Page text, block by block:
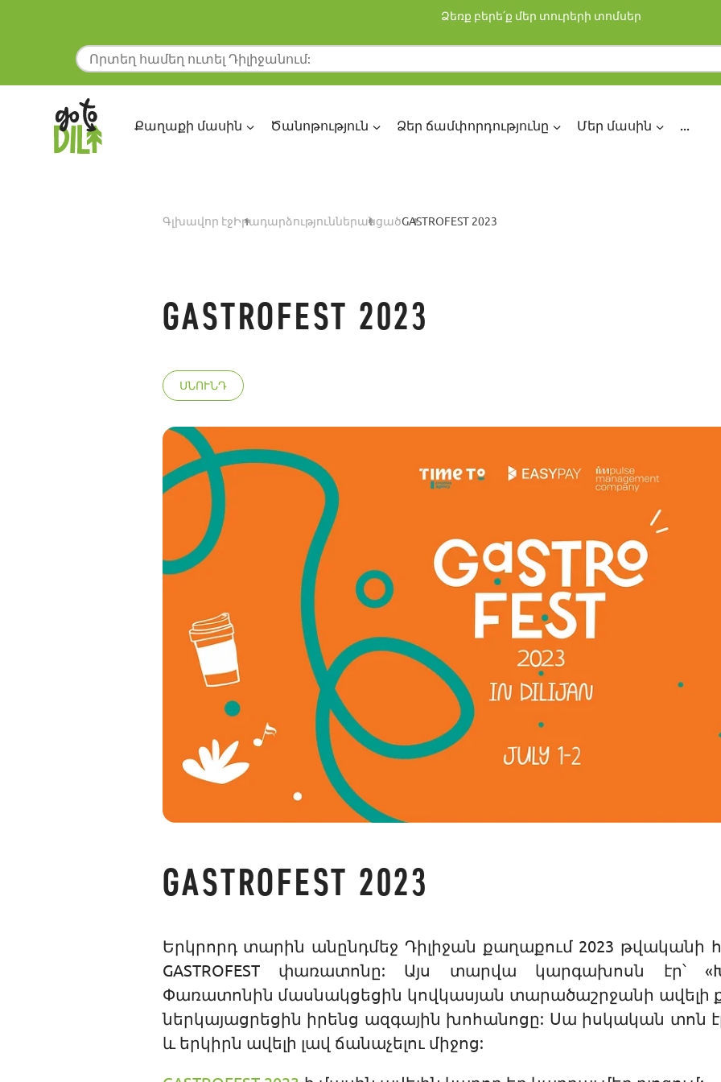
Ձեռք բերե՛ք մեր տուրերի տոմսեր
Քաղաքի մասին Ծանոթություն Ձեր ճամփորդությունը Մեր մասին ...
Գլխավոր էջԻրադարձություններանցածGASTROFEST 2023
GASTROFEST 2023
ՍՆՈՒՆԴ
GASTROFEST 2023
Երկրորդ տարին անընդմեջ Դիլիջան քաղաքում 2023 թվականի
GASTROFEST փառատոնը: Այս տարվա կարգախոսն էր՝
Փառատոնին մասնակցեցին կովկասյան տարածաշրջանի ավելի
ներկայացրեցին իրենց ազգային խոհանոցը: Սա իսկական տոն
և երկիրն ավելի լավ ճանաչելու միջոց: